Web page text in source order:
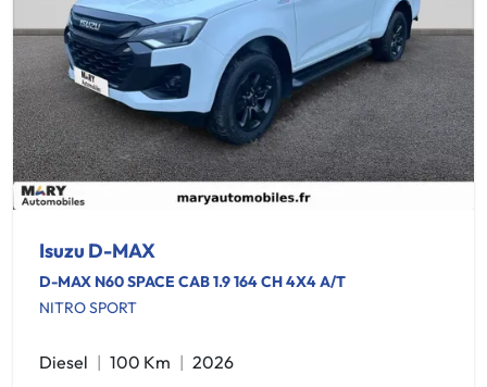
Isuzu D-MAX
D-MAX N60 SPACE CAB 1.9 164 CH 4X4 A/T
NITRO SPORT
Diesel 100 Km
2026